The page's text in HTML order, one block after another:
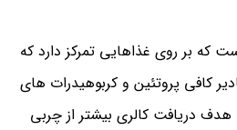
که بر روی غذاهایی تمرکز دارد که
کافی پروتئین و کربوهیدرات های
هدف دریافت کالری بیشتر از چربی